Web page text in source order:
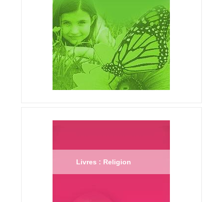
Livres : Religion